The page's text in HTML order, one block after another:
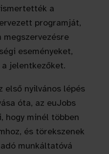
a
programját,
eseményeket,
jelentkezőket.
első nyilvános lépés
óta, az euJobs
hogy minél többen
és törekszenek
munkáltatóvá